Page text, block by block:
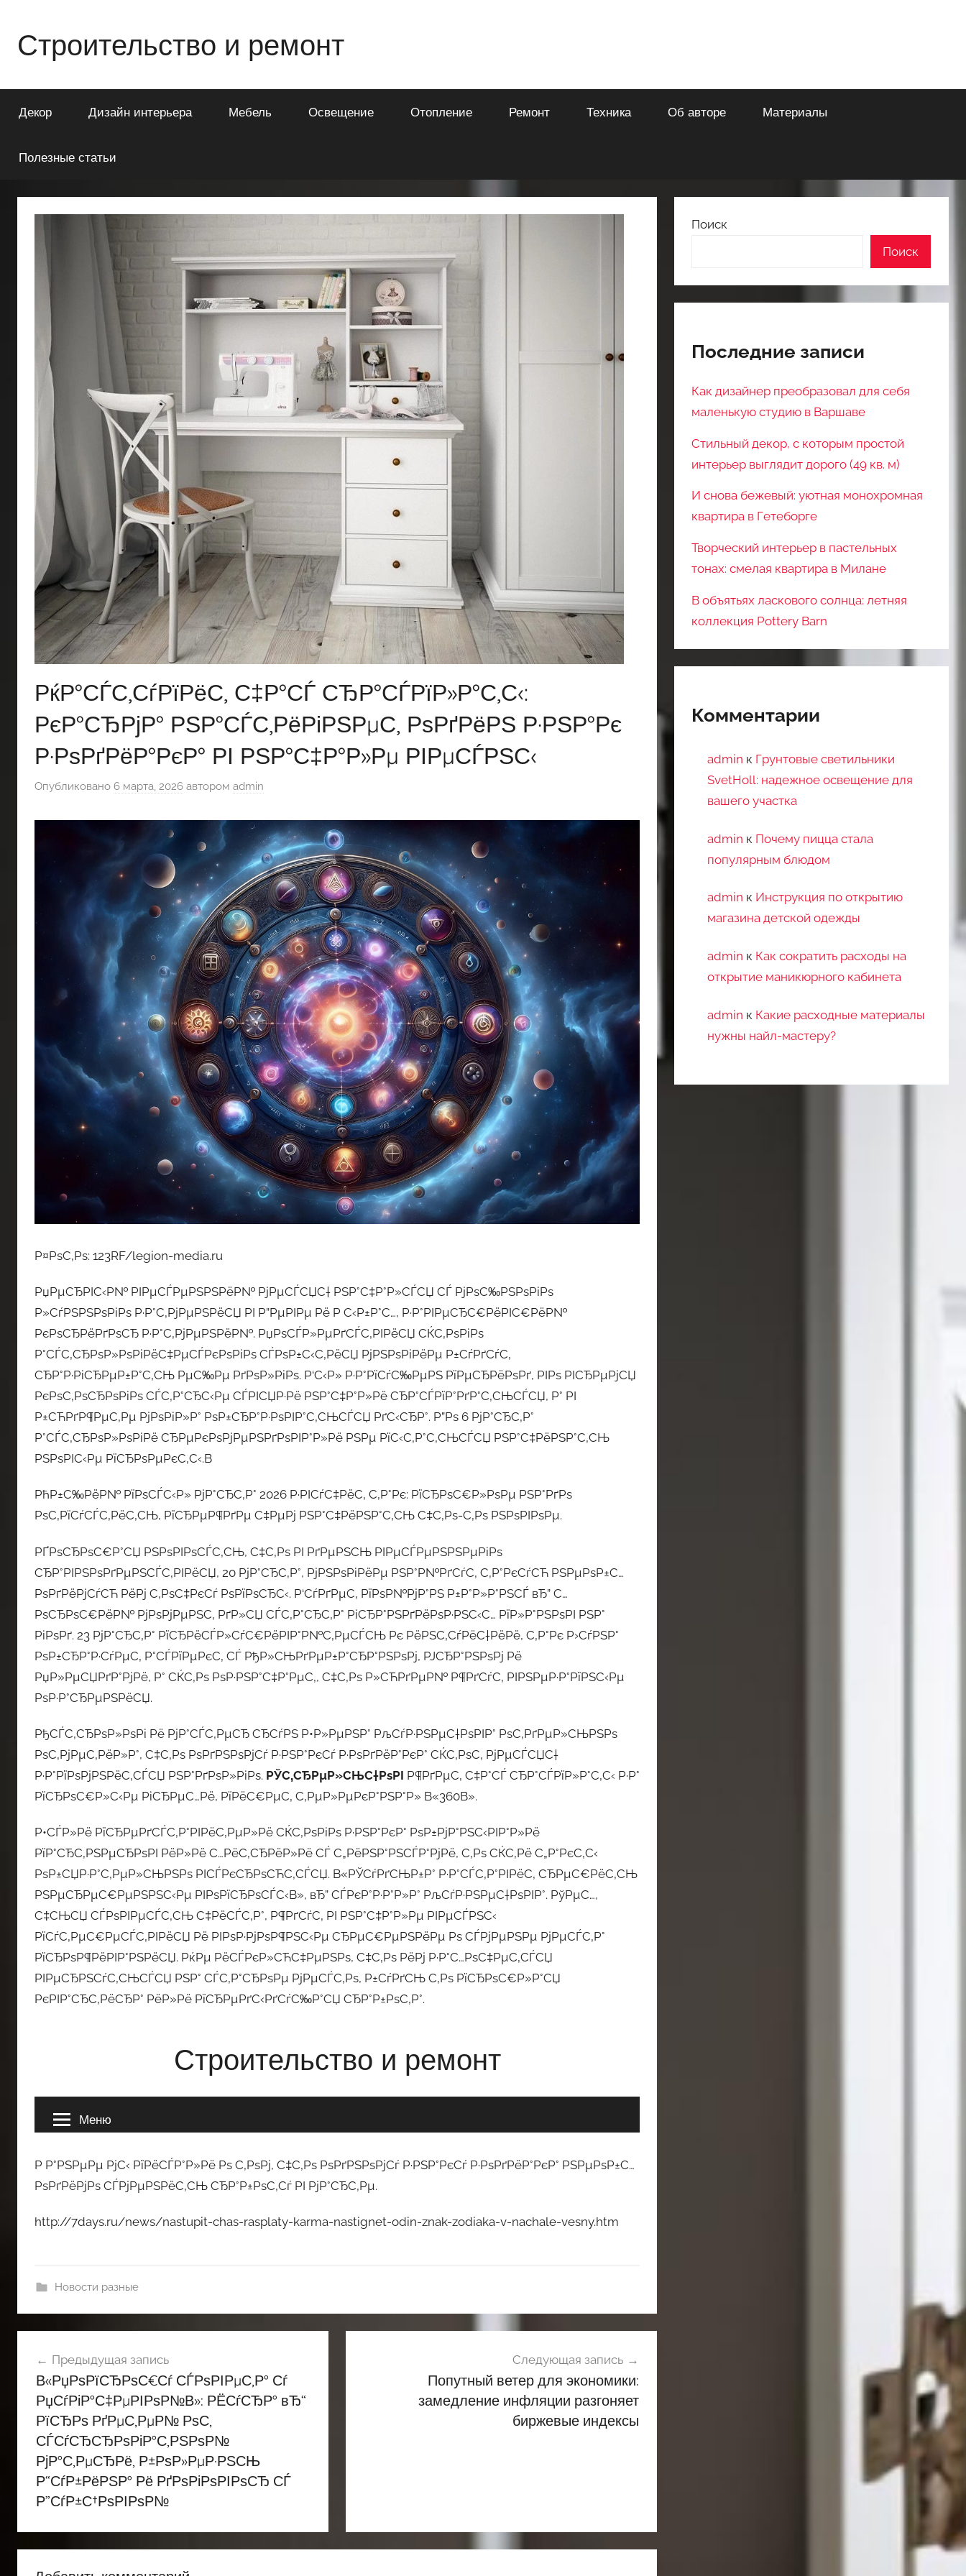
содержимому
Строительство и ремонт
о
строительстве
Декор Дизайн интерьера Мебель Освещение Отопление Ремонт Техника Об авторе Материалы
Полезные статьи
РќР°СЃС‚СѓРїРёС‚ С‡Р°СЃ СЂР°СЃРїР»Р°С‚С‹:
РєР°СЂРјР° РЅР°СЃС‚РёРіРЅРµС‚ РѕРґРёРЅ Р·РЅР°Рє
Р·РѕРґРёР°РєР° РІ РЅР°С‡Р°Р»Рµ РІРµСЃРЅС‹
Опубликовано 6 марта, 2026 автором admin
Р¤РѕС‚Рѕ: 123RF/legion-media.ru
РџРµСЂРІС‹Р№ РІРµСЃРµРЅРЅРёР№ РјРµСЃСЏС† РЅР°С‡Р°Р»СЃСЏ СЃ РјРѕС‰РЅРѕРіРѕ
Р»СѓРЅРЅРѕРіРѕ Р·Р°С‚РјРµРЅРёСЏ РІ Р”РµРІРµ Рё Р С‹Р±Р°С…, Р·Р°РІРµСЂС€РёРІС€РёР№
РєРѕСЂРёРґРѕСЂ Р·Р°С‚РјРµРЅРёР№. РџРѕСЃР»РµРґСЃС‚РІРёСЏ СЌС‚РѕРіРѕ
Р°СЃС‚СЂРѕР»РѕРіРёС‡РµСЃРєРѕРіРѕ СЃРѕР±С‹С‚РёСЏ РјРЅРѕРіРёРµ Р±СѓРґСѓС‚
СЂР°Р·РіСЂРµР±Р°С‚СЊ РµС‰Рµ РґРѕР»РіРѕ. Р‘С‹Р» Р·Р°РїСѓС‰РµРЅ РїРµСЂРёРѕРґ, РІРѕ РІСЂРµРјСЏ
РєРѕС‚РѕСЂРѕРіРѕ СЃС‚Р°СЂС‹Рµ СЃРІСЏР·Рё РЅР°С‡Р°Р»Рё СЂР°СЃРїР°РґР°С‚СЊСЃСЏ, Р° РІ
Р±СЋРґР¶РµС‚Рµ РјРѕРіР»Р° РѕР±СЂР°Р·РѕРІР°С‚СЊСЃСЏ РґС‹СЂР°. Р”Рѕ 6 РјР°СЂС‚Р°
Р°СЃС‚СЂРѕР»РѕРіРё СЂРµРєРѕРјРµРЅРґРѕРІР°Р»Рё РЅРµ РїС‹С‚Р°С‚СЊСЃСЏ РЅР°С‡РёРЅР°С‚СЊ
РЅРѕРІС‹Рµ РїСЂРѕРµРєС‚С‹.В
РћР±С‰РёР№ РїРѕСЃС‹Р» РјР°СЂС‚Р° 2026 Р·РІСѓС‡РёС‚ С‚Р°Рє: РїСЂРѕС€Р»РѕРµ РЅР°РґРѕ
РѕС‚РїСѓСЃС‚РёС‚СЊ, РїСЂРµР¶РґРµ С‡РµРј РЅР°С‡РёРЅР°С‚СЊ С‡С‚Рѕ-С‚Рѕ РЅРѕРІРѕРµ.
РҐРѕСЂРѕС€Р°СЏ РЅРѕРІРѕСЃС‚СЊ, С‡С‚Рѕ РІ РґРµРЅСЊ РІРµСЃРµРЅРЅРµРіРѕ
СЂР°РІРЅРѕРґРµРЅСЃС‚РІРёСЏ, 20 РјР°СЂС‚Р°, РјРЅРѕРіРёРµ РЅР°Р№РґСѓС‚ С‚Р°РєСѓСЋ РЅРµРѕР±С…
РѕРґРёРјСѓСЋ РёРј С‚РѕС‡РєСѓ РѕРїРѕСЂС‹. Р‘СѓРґРµС‚ РїРѕР№РјР°РЅ Р±Р°Р»Р°РЅСЃ вЂ” С…
РѕСЂРѕС€РёР№ РјРѕРјРµРЅС‚ РґР»СЏ СЃС‚Р°СЂС‚Р° РіСЂР°РЅРґРёРѕР·РЅС‹С… РїР»Р°РЅРѕРІ РЅР°
РіРѕРґ. 23 РјР°СЂС‚Р° РїСЂРёСЃР»СѓС€РёРІР°Р№С‚РµСЃСЊ Рє РёРЅС‚СѓРёС†РёРё, С‚Р°Рє Р›СѓРЅР°
РѕР±СЂР°Р·СѓРµС‚ Р°СЃРїРµРєС‚ СЃ РђР»СЊРґРµР±Р°СЂР°РЅРѕРј, РЈСЂР°РЅРѕРј Рё
РџР»РµСЏРґР°РјРё, Р° СЌС‚Рѕ РѕР·РЅР°С‡Р°РµС‚, С‡С‚Рѕ Р»СЋРґРµР№ Р¶РґСѓС‚ РІРЅРµР·Р°РїРЅС‹Рµ
РѕР·Р°СЂРµРЅРёСЏ.
РђСЃС‚СЂРѕР»РѕРі Рё РјР°СЃС‚РµСЂ СЂСѓРЅ Р•Р»РµРЅР° РљСѓР·РЅРµС†РѕРІР° РѕС‚РґРµР»СЊРЅРѕ
РѕС‚РјРµС‚РёР»Р°, С‡С‚Рѕ РѕРґРЅРѕРјСѓ Р·РЅР°РєСѓ Р·РѕРґРёР°РєР° СЌС‚РѕС‚ РјРµСЃСЏС†
Р·Р°РїРѕРјРЅРёС‚СЃСЏ РЅР°РґРѕР»РіРѕ. РЎС‚СЂРµР»СЊС†РѕРІ Р¶РґРµС‚ С‡Р°СЃ СЂР°СЃРїР»Р°С‚С‹ Р·Р°
РїСЂРѕС€Р»С‹Рµ РіСЂРµС…Рё, РїРёС€РµС‚ С‚РµР»РµРєР°РЅР°Р» В«360В».
Р•СЃР»Рё РїСЂРµРґСЃС‚Р°РІРёС‚РµР»Рё СЌС‚РѕРіРѕ Р·РЅР°РєР° РѕР±РјР°РЅС‹РІР°Р»Рё
РїР°СЂС‚РЅРµСЂРѕРІ РёР»Рё С…РёС‚СЂРёР»Рё СЃ С„РёРЅР°РЅСЃР°РјРё, С‚Рѕ СЌС‚Рё С„Р°РєС‚С‹
РѕР±СЏР·Р°С‚РµР»СЊРЅРѕ РІСЃРєСЂРѕСЋС‚СЃСЏ. В«РЎСѓРґСЊР±Р° Р·Р°СЃС‚Р°РІРёС‚ СЂРµС€РёС‚СЊ
РЅРµСЂРµС€РµРЅРЅС‹Рµ РІРѕРїСЂРѕСЃС‹В», вЂ” СЃРєР°Р·Р°Р»Р° РљСѓР·РЅРµС†РѕРІР°. РўРµС…,
С‡СЊСЏ СЃРѕРІРµСЃС‚СЊ С‡РёСЃС‚Р°, Р¶РґСѓС‚ РІ РЅР°С‡Р°Р»Рµ РІРµСЃРЅС‹
РїСѓС‚РµС€РµСЃС‚РІРёСЏ Рё РІРѕР·РјРѕР¶РЅС‹Рµ СЂРµС€РµРЅРёРµ Рѕ СЃРјРµРЅРµ РјРµСЃС‚Р°
РїСЂРѕР¶РёРІР°РЅРёСЏ. РќРµ РёСЃРєР»СЋС‡РµРЅРѕ, С‡С‚Рѕ РёРј Р·Р°С…РѕС‡РµС‚СЃСЏ
РІРµСЂРЅСѓС‚СЊСЃСЏ РЅР° СЃС‚Р°СЂРѕРµ РјРµСЃС‚Рѕ, Р±СѓРґСЊ С‚Рѕ РїСЂРѕС€Р»Р°СЏ
РєРІР°СЂС‚РёСЂР° РёР»Рё РїСЂРµРґС‹РґСѓС‰Р°СЏ СЂР°Р±РѕС‚Р°.
Р Р°РЅРµРµ РјС‹ РїРёСЃР°Р»Рё Рѕ С‚РѕРј, С‡С‚Рѕ РѕРґРЅРѕРјСѓ Р·РЅР°РєСѓ Р·РѕРґРёР°РєР° РЅРµРѕР±С…
РѕРґРёРјРѕ СЃРјРµРЅРёС‚СЊ СЂР°Р±РѕС‚Сѓ РІ РјР°СЂС‚Рµ.
http://7days.ru/news/nastupit-chas-rasplaty-karma-nastignet-odin-znak-zodiaka-v-nachale-vesny.htm
Новости разные
по
записям
Предыдущая запись
В«РџРѕРїСЂРѕС€Сѓ СЃРѕРІРµС‚Р° Сѓ
РџСѓРіР°С‡РµРІРѕР№В»: РЁСѓСЂР° вЂ“
РїСЂРѕ РґРµС‚РµР№ РѕС‚
СЃСѓСЂСЂРѕРіР°С‚РЅРѕР№
РјР°С‚РµСЂРё, Р±РѕР»РµР·РЅСЊ
Р“СѓР±РёРЅР° Рё РґРѕРіРѕРІРѕСЂ СЃ
Р”СѓР±С†РѕРІРѕР№
Следующая запись
Попутный ветер для экономики:
замедление инфляции разгоняет
биржевые индексы
Поиск
Поиск
Последние записи
Как дизайнер преобразовал для себя
маленькую студию в Варшаве
Стильный декор, с которым простой
интерьер выглядит дорого (49 кв. м)
И снова бежевый: уютная монохромная
квартира в Гетеборге
Творческий интерьер в пастельных
тонах: смелая квартира в Милане
В объятьях ласкового солнца: летняя
коллекция Pottery Barn
Комментарии
admin к Грунтовые светильники
SvetHoll: надежное освещение для
вашего участка
admin к Почему пицца стала
популярным блюдом
admin к Инструкция по открытию
магазина детской одежды
admin к Как сократить расходы на
открытие маникюрного кабинета
admin к Какие расходные материалы
нужны найл-мастеру?